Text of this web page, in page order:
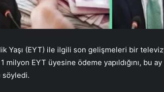
Yaşı (EYT) ile ilgili son gelişmeleri bir
1 milyon EYT üyesine ödeme yapıldığını, bu
söyledi.